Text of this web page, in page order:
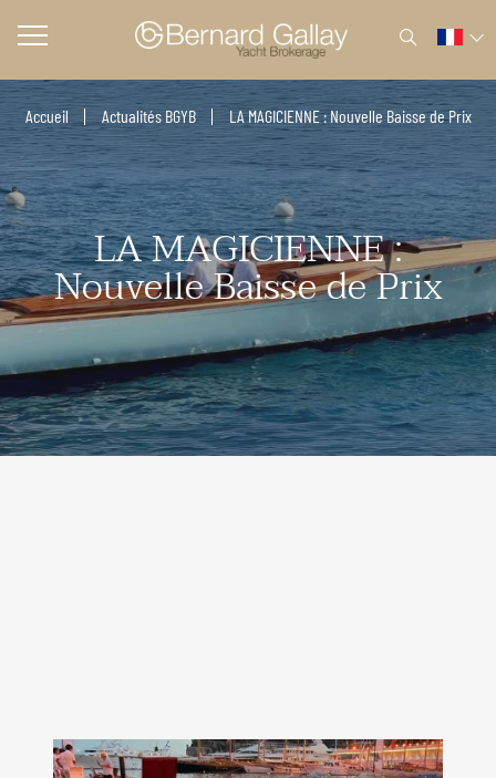
Accueil Actualités BGYB LA MAGICIENNE : Nouvelle Baisse de Prix
LA MAGICIENNE :
Nouvelle Baisse de Prix